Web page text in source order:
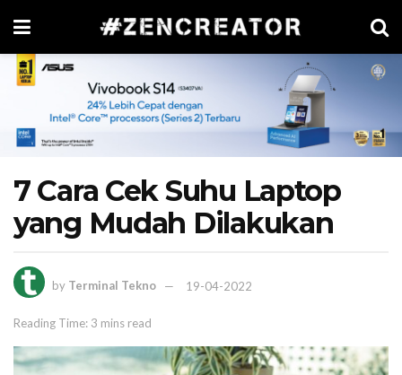
7 Cara Cek Suhu Laptop
yang Mudah Dilakukan
by Terminal Tekno 19-04-2022
Reading Time: 3 mins read